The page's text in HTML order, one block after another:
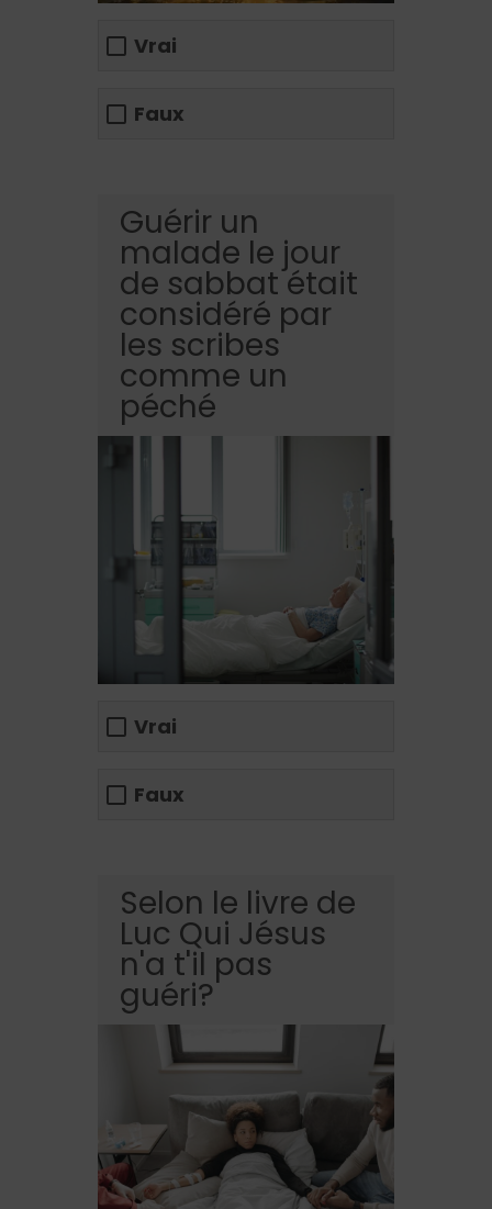
Vrai
Faux
Guérir un
malade le jour
de sabbat était
considéré par
les scribes
comme un
péché
Vrai
Faux
Selon le livre de
Luc Qui Jésus
n'a t'il pas
guéri?